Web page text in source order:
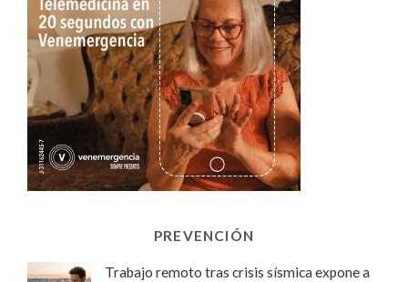
PREVENCIÓN
Trabajo remoto tras crisis sísmica expone a